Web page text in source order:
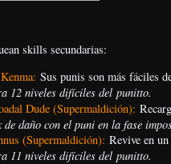
skills secundarias:
Sus punis son más fáciles
12 niveles difíciles del punitto.
Dude (Supermaldición):
daño con el puni en la fase
(Supermaldición): Revive en
11 niveles difíciles del punitto.